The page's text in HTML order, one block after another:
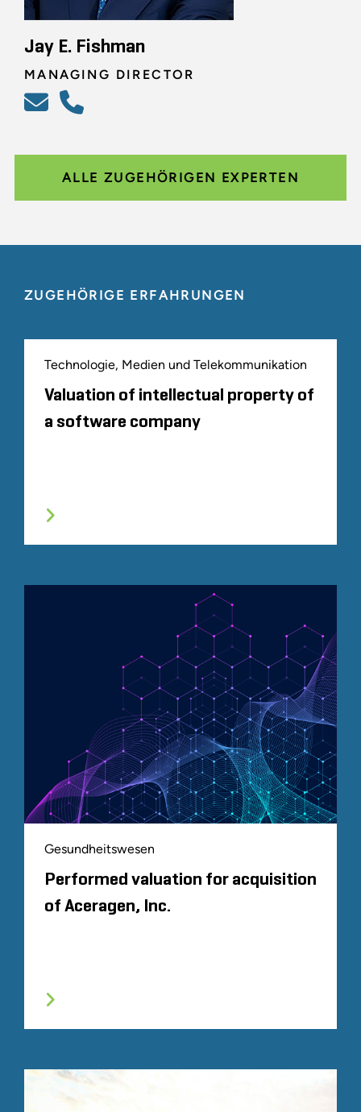
Jay E. Fishman
MANAGING DIRECTOR
ALLE ZUGEHÖRIGEN EXPERTEN
ZUGEHÖRIGE ERFAHRUNGEN
Technologie, Medien und Telekommunikation
Valuation of intellectual property of
a software company
Gesundheitswesen
Performed valuation for acquisition
of Aceragen, Inc.